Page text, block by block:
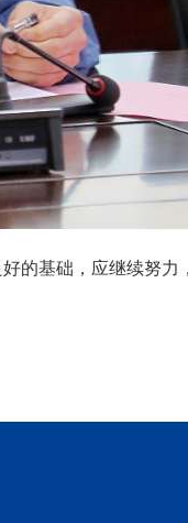
的基础，应继续努力